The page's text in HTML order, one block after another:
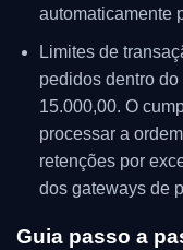
automaticamente
Limites de
pedidos dentro
15.000,00. O
processar a
retenções por
dos gateways de
Guia passo a